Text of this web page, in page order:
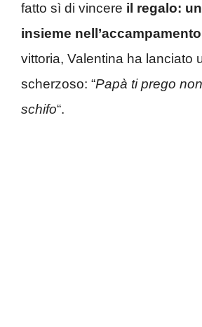
fatto sì di vincere il regalo:
insieme nell’accampamento
vittoria, Valentina ha lanciato
scherzoso: “Papà ti prego
schifo“.